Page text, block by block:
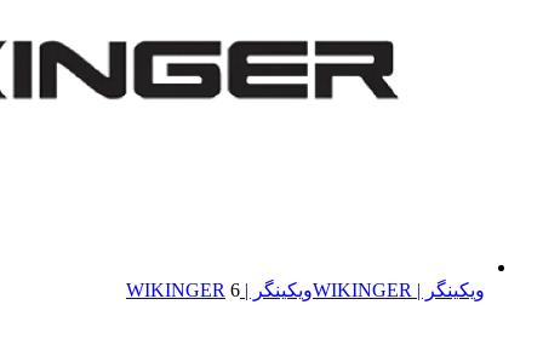
ویکینگر | WIKINGER ویکینگر | WIKINGER 6